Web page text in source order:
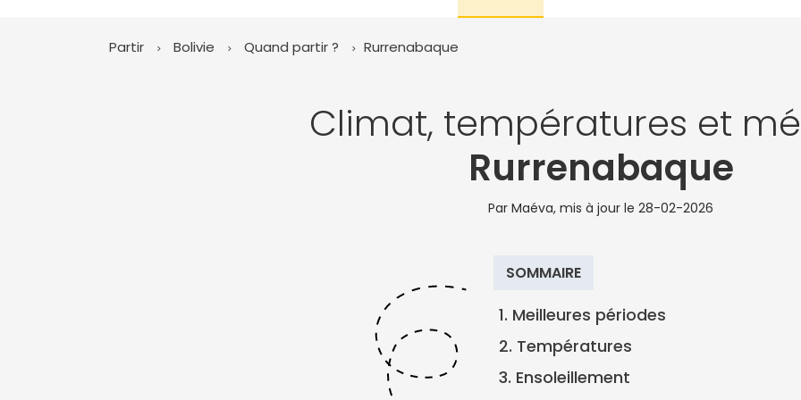
Partir Bolivie Quand partir ? Rurrenabaque
Climat, températures et
Rurrenabaque
Par Maéva, mis à jour le 28-02-2026
SOMMAIRE
1. Meilleures périodes
2. Températures
3. Ensoleillement